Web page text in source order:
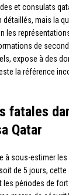
et consulats
mais la
les
de
expose à des
la référence
fatales
Qatar
à sous-estimer
de 5 jours, cette
périodes de